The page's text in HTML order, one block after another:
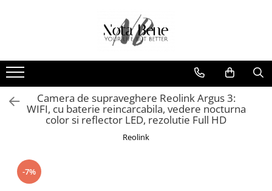
Camera de supraveghere
Conexiune 4G
Conexiune Wi-Fi
Conexiune PoE
Cu baterie
Unelte si aparate de masura
Nivele / Lasere
Telemetre
Teodolite
Accesorii
Sisteme de control al mașinilor
Camera de supraveghere Reolink Argus 3:
WIFI, cu baterie reincarcabila, vedere nocturna
color si reflector LED, rezolutie Full HD
Reolink
-7%